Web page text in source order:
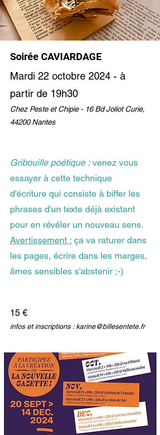
Soirée CAVIARDAGE
Mardi 22 octobre 2024 - à
partir de 19h30
Chez Peste et Chipie - 16 Bd Joliot Curie,
44200 Nantes
Gribouille poétique :venez vous
essayer à cette technique
d'écriture qui consiste à biffer les
phrases d'un texte déjà existant
pour en révéler un nouveau sens.
Avertissement : ça va raturer dans
les pages, écrire dans les marges,
âmes sensibles s'abstenir ;-)
15 €
infos et inscriptions :karine@billesentete.fr